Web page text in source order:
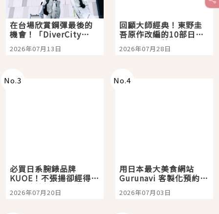
在台場欣賞鋼彈最後的
機會！「DiverCity
Tokyo Plaza」搭船、
購物、美食及夜景，一
2026年07月13日
回顧大師經典！東野圭
吾原作改編的10部日本
影視作品推薦
2026年07月28日
No.3
必買日系腕錶品牌
KUOE！不張揚卻經得起
時間洗鍊的經典之作五
選
2026年07月20日
No.4
用日本最大美食網站
Gurunavi 客製化預約九
大都市餐廳，打造專屬
美食體驗！
2026年07月03日